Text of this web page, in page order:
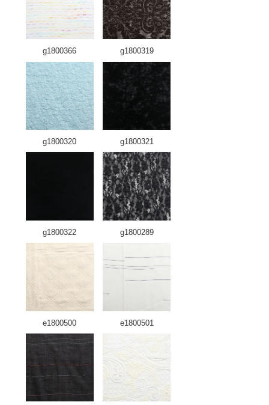
g1800366 g1800319
g1800320 g1800321
g1800322 g1800289
e1800500 e1800501